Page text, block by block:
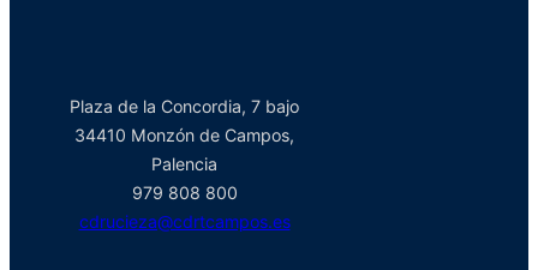
Plaza de la Concordia, 7 bajo
34410 Monzón de Campos,
Palencia
979 808 800
cdrucieza@cdrtcampos.es